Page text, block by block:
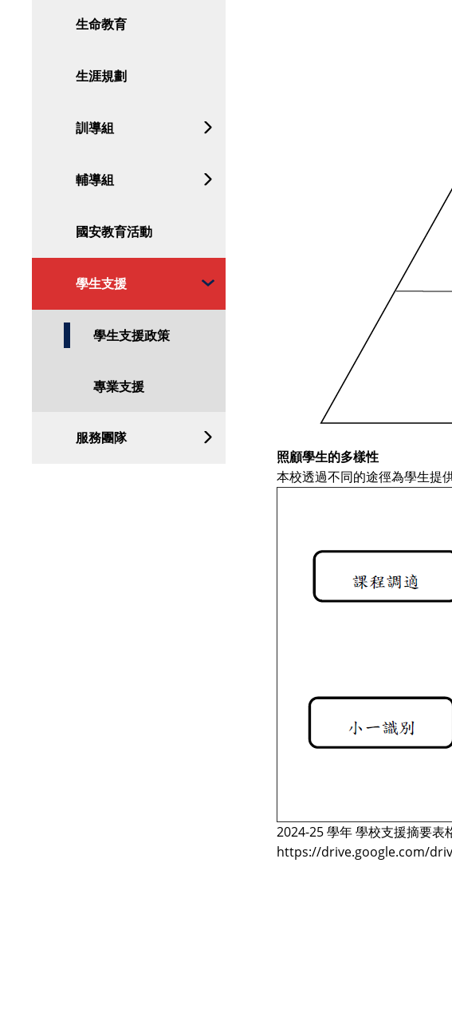
生命教育
生涯規劃
訓導組
輔導組
國安教育活動
學生支援
學生支援政策
專業支援
服務團隊
照顧學生的多樣性
本校透過不同的途徑為學生提
2024-25 學年 學校支援摘要表
https://drive.google.com/